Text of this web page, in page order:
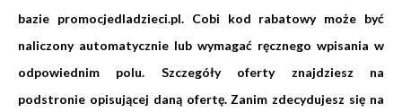
bazie promocjedladzieci.pl. Cobi kod rabatowy może być
naliczony automatycznie lub wymagać ręcznego wpisania w
odpowiednim polu. Szczegóły oferty znajdziesz na
podstronie opisującej daną ofertę. Zanim zdecydujesz się na